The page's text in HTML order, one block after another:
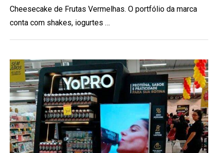
Cheesecake de Frutas Vermelhas. O portfólio da marca
conta com shakes, iogurtes …